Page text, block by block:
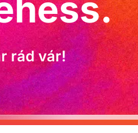
rád vár!